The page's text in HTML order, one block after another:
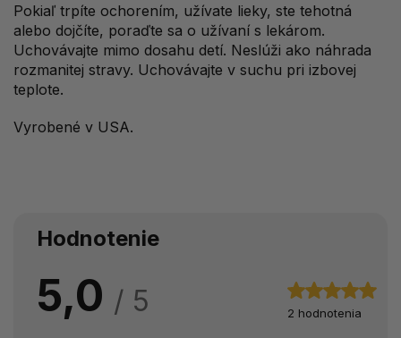
Pokiaľ trpíte ochorením, užívate lieky, ste tehotná
alebo dojčíte, poraďte sa o užívaní s lekárom.
Uchovávajte mimo dosahu detí. Neslúži ako náhrada
rozmanitej stravy. Uchovávajte v suchu pri izbovej
teplote.
Vyrobené v USA.
Hodnotenie
5,0 2 hodnotenia